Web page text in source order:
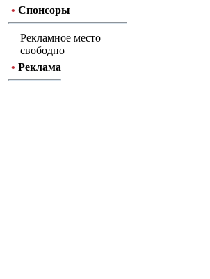
• Спонсоры
Рекламное место
свободно
• Реклама